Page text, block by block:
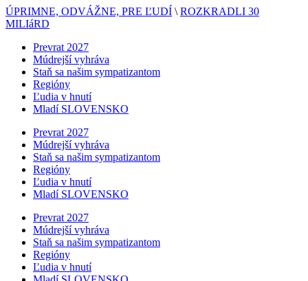
ÚPRIMNE, ODVÁŽNE, PRE ĽUDÍ \ ROZKRADLI 30
MILIáRD
Prevrat 2027
Múdrejší vyhráva
Staň sa našim sympatizantom
Regióny
Ľudia v hnutí
Mladí SLOVENSKO
Prevrat 2027
Múdrejší vyhráva
Staň sa našim sympatizantom
Regióny
Ľudia v hnutí
Mladí SLOVENSKO
Prevrat 2027
Múdrejší vyhráva
Staň sa našim sympatizantom
Regióny
Ľudia v hnutí